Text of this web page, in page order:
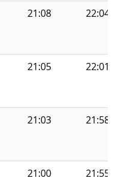
21:08 22:04
21:05 22:01
21:03 21:58
21:00 21:55